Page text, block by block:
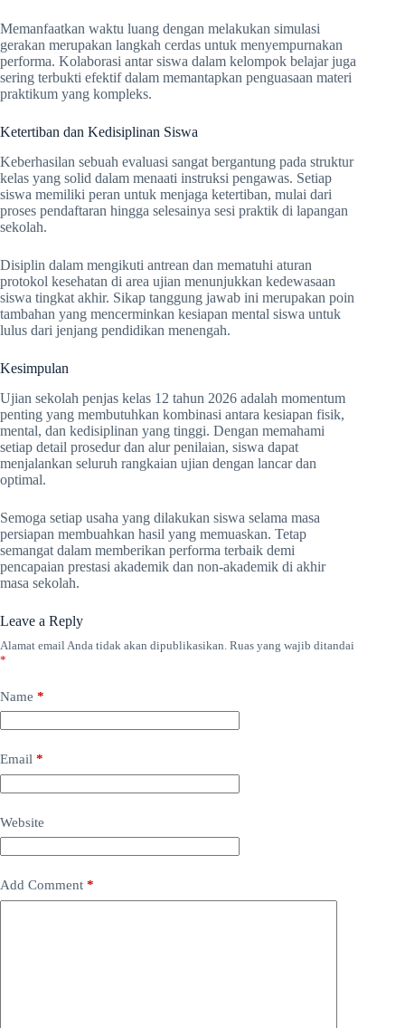
Memanfaatkan waktu luang dengan melakukan simulasi
gerakan merupakan langkah cerdas untuk menyempurnakan
performa. Kolaborasi antar siswa dalam kelompok belajar juga
sering terbukti efektif dalam memantapkan penguasaan materi
praktikum yang kompleks.
Ketertiban dan Kedisiplinan Siswa
Keberhasilan sebuah evaluasi sangat bergantung pada struktur
kelas yang solid dalam menaati instruksi pengawas. Setiap
siswa memiliki peran untuk menjaga ketertiban, mulai dari
proses pendaftaran hingga selesainya sesi praktik di lapangan
sekolah.
Disiplin dalam mengikuti antrean dan mematuhi aturan
protokol kesehatan di area ujian menunjukkan kedewasaan
siswa tingkat akhir. Sikap tanggung jawab ini merupakan poin
tambahan yang mencerminkan kesiapan mental siswa untuk
lulus dari jenjang pendidikan menengah.
Kesimpulan
Ujian sekolah penjas kelas 12 tahun 2026 adalah momentum
penting yang membutuhkan kombinasi antara kesiapan fisik,
mental, dan kedisiplinan yang tinggi. Dengan memahami
setiap detail prosedur dan alur penilaian, siswa dapat
menjalankan seluruh rangkaian ujian dengan lancar dan
optimal.
Semoga setiap usaha yang dilakukan siswa selama masa
persiapan membuahkan hasil yang memuaskan. Tetap
semangat dalam memberikan performa terbaik demi
pencapaian prestasi akademik dan non-akademik di akhir
masa sekolah.
Leave a Reply
Alamat email Anda tidak akan dipublikasikan. Ruas yang wajib ditandai
*
Name *
Email *
Website
Add Comment *